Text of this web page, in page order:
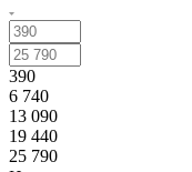
390
6 740
13 090
19 440
25 790